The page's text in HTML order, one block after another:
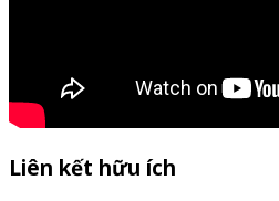
Liên kết hữu ích